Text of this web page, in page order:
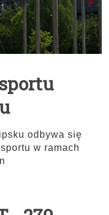
odbywa się
w ramach